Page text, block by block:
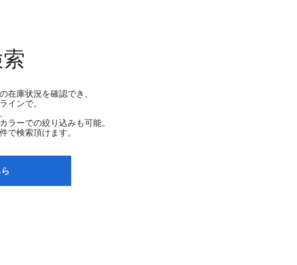
在庫状況を確認でき、
インで。
ラーでの絞り込みも可能。
で検索頂けます。